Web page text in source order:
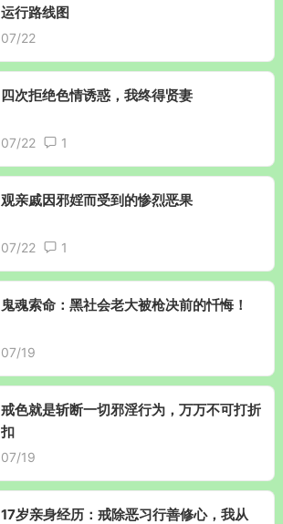
运行路线图
07/22
四次拒绝色情诱惑，我终得贤妻
07/22 1
观亲戚因邪婬而受到的惨烈恶果
07/22 1
鬼魂索命：黑社会老大被枪决前的忏悔！
07/19
戒色就是斩断一切邪淫行为，万万不可打折
扣
07/19
17岁亲身经历：戒除恶习行善修心，我从